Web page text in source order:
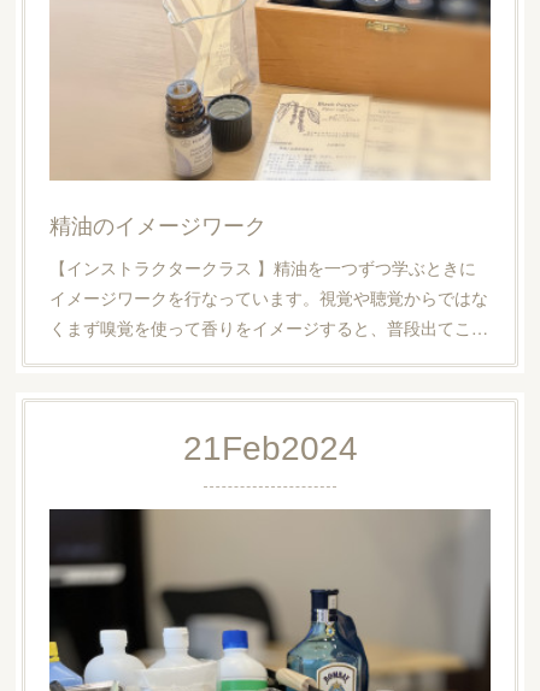
精油のイメージワーク
【インストラクタークラス 】精油を一つずつ学ぶときに
イメージワークを行なっています。視覚や聴覚からではな
くまず嗅覚を使って香りをイメージすると、普段出てこ…
21Feb2024